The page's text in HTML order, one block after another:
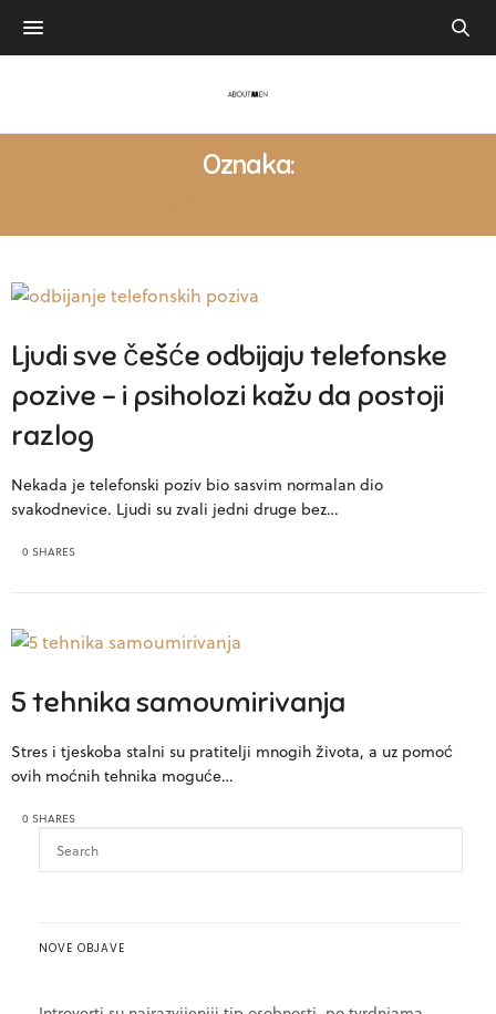
Oznaka:
Ljudi sve češće odbijaju telefonske
pozive – i psiholozi kažu da postoji
razlog
Nekada je telefonski poziv bio sasvim normalan dio
svakodnevice. Ljudi su zvali jedni druge bez…
0 SHARES
5 tehnika samoumirivanja
Stres i tjeskoba stalni su pratitelji mnogih života, a uz pomoć
ovih moćnih tehnika moguće…
0 SHARES
NOVE OBJAVE